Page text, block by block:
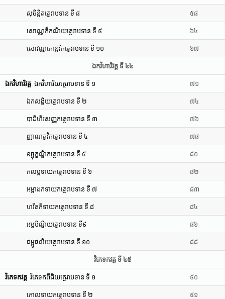
សុចិន្តិតត្ថេរាបទាន ទី ៨ ៥៨
សោណ្ណកឹកណិយត្ថេរាបទាន ទី ៩ ៦៤
សោវណ្ណកោន្តរិកត្ថេរាបទាន ទី ១០ ៦៧
ឯកវិហារិវគ្គ ទី ៤៤
ឯកវិហារិវគ្គ ឯកវិហារិយត្ថេរាបទាន ទី ១ ៧១
ឯកសង្ខិយត្ថេរាបទាន ទី ២ ៧៤
បាដិហិរសញ្ញកត្ថេរាបទាន ទី ៣ ៧៦
ញាណត្ថវិកត្ថេរាបទាន ទី ៤ ៧៨
ឧច្ឆុក្ខណ្ឌិកត្ថេរាបទាន ទី ៥ ៨០
កលម្ពទាយកត្ថេរាបទាន ទី ៦ ៨២
អម្ពាដកទាយកត្ថេរាបទាន ទី ៧ ៨៣
ហរីតកិទាយកត្ថេរាបទាន ទី ៨ ៨៤
អម្ពបិណ្ឌិយត្ថេរាបទាន ទី៩ ៨៦
ជម្ពូផលិយត្ថេរាបទាន ទី ១០ ៨៨
វិភេទកវគ្គ ទី ៤៥
វិភេទកវគ្គ វិភេទកពីជិយត្ថេរាបទាន ទី ១ ៩០
កោលទាយកត្ថេរាបទាន ទី ២ ៩១